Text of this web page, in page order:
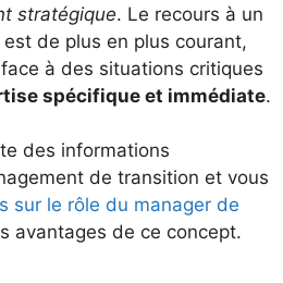
stratégique. Le recours à un
de plus en plus courant,
à des situations critiques
spécifique et immédiate.
des informations
de transition et vous
sur le rôle du manager de
avantages de ce concept.